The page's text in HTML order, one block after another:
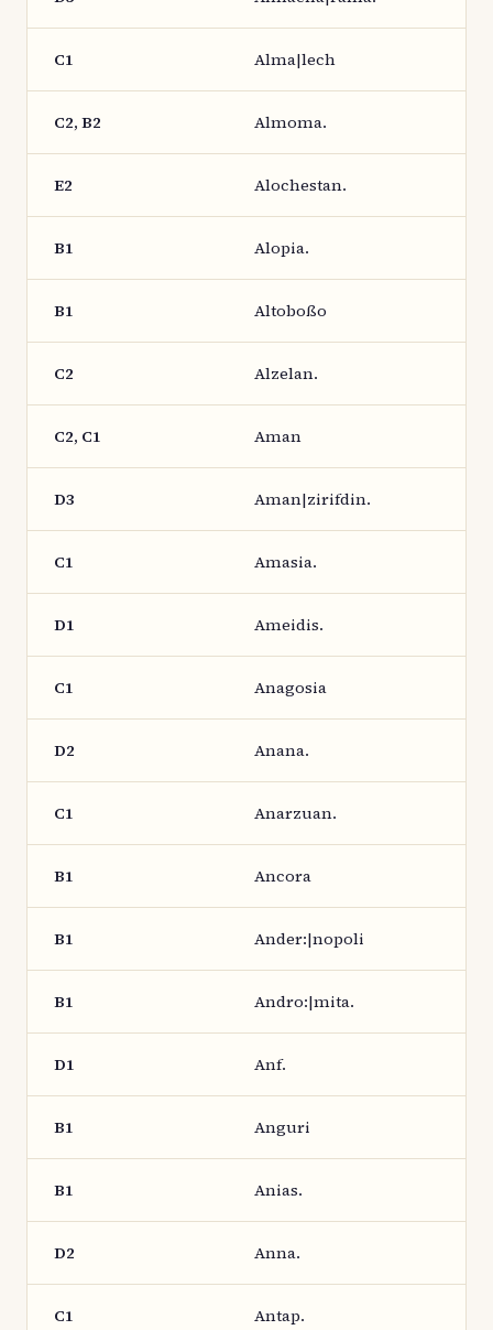
C1 Alma|lech
C2, B2 Almoma.
E2 Alochestan.
B1 Alopia.
B1 Altoboßo
C2 Alzelan.
C2, C1 Aman
D3 Aman|zirifdin.
C1 Amasia.
D1 Ameidis.
C1 Anagosia
D2 Anana.
C1 Anarzuan.
B1 Ancora
B1 Ander:|nopoli
B1 Andro:|mita.
D1 Anf.
B1 Anguri
B1 Anias.
D2 Anna.
C1 Antap.